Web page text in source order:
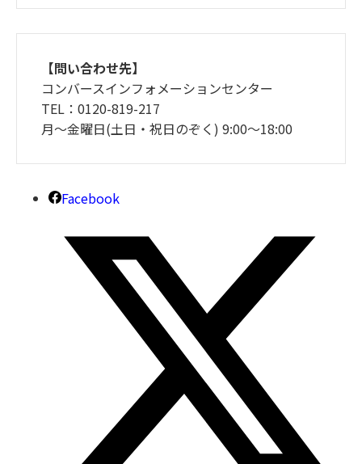
【問い合わせ先】
コンバースインフォメーションセンター
TEL：0120-819-217
月～金曜日(土日・祝日のぞく) 9:00〜18:00
Facebook